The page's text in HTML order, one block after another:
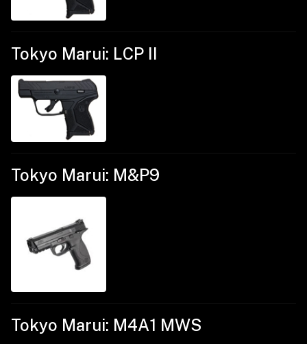
Tokyo Marui: LCP II
Tokyo Marui: M&P9
Tokyo Marui: M4A1 MWS